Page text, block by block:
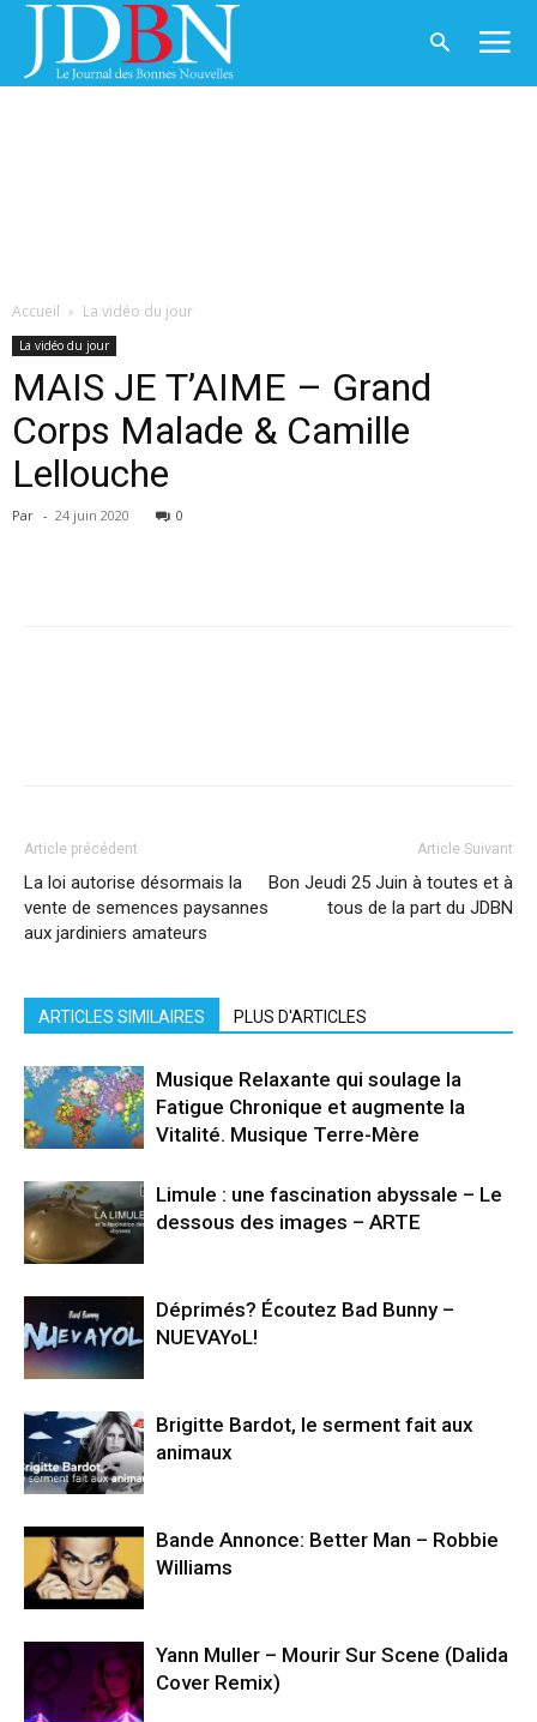
Accueil La vidéo du jour
La vidéo du jour
MAIS JE T’AIME – Grand
Corps Malade & Camille
Lellouche
Par - 24 juin 2020 0
Article précédent
La loi autorise désormais la
vente de semences paysannes
aux jardiniers amateurs
Article Suivant
Bon Jeudi 25 Juin à toutes et à
tous de la part du JDBN
ARTICLES SIMILAIRES PLUS D'ARTICLES
Musique Relaxante qui soulage la
Fatigue Chronique et augmente la
Vitalité. Musique Terre-Mère
Limule : une fascination abyssale – Le
dessous des images – ARTE
Déprimés? Écoutez Bad Bunny –
NUEVAYoL!
Brigitte Bardot, le serment fait aux
animaux
Bande Annonce: Better Man – Robbie
Williams
Yann Muller – Mourir Sur Scene (Dalida
Cover Remix)